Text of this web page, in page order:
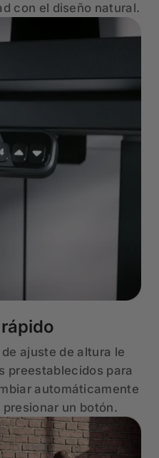
con el diseño natural.
ajuste de altura le
preestablecidos para
automáticamente
un botón.